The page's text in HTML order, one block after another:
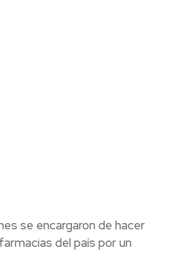
se encargaron de hacer
del país por un